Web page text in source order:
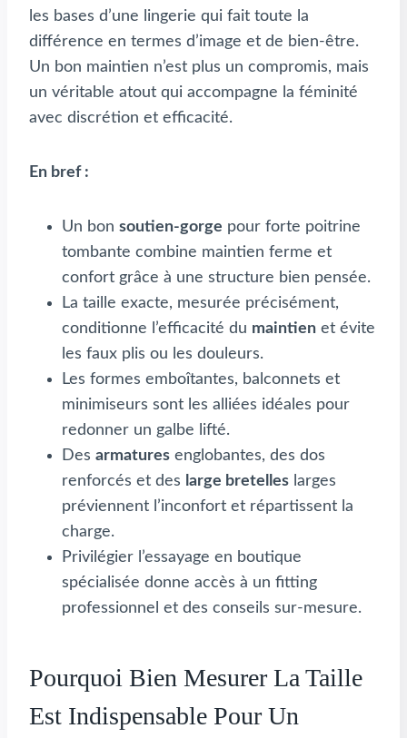
les bases d’une lingerie qui fait toute la
différence en termes d’image et de bien-être.
Un bon maintien n’est plus un compromis, mais
un véritable atout qui accompagne la féminité
avec discrétion et efficacité.
En bref :
Un bon soutien-gorge pour forte poitrine
tombante combine maintien ferme et
confort grâce à une structure bien pensée.
La taille exacte, mesurée précisément,
conditionne l’efficacité du maintien et évite
les faux plis ou les douleurs.
Les formes emboîtantes, balconnets et
minimiseurs sont les alliées idéales pour
redonner un galbe lifté.
Des armatures englobantes, des dos
renforcés et des large bretelles larges
préviennent l’inconfort et répartissent la
charge.
Privilégier l’essayage en boutique
spécialisée donne accès à un fitting
professionnel et des conseils sur-mesure.
Pourquoi Bien Mesurer La Taille
Est Indispensable Pour Un